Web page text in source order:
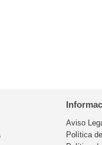
Aviso
Política